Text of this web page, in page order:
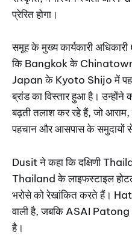
प्रेरित होगा।
समूह के मुख्य कार्यकारी
कि Bangkok के
Japan के Kyoto Shijo में
ब्रांड का विस्तार हुआ है।
बढ़ती तलाश कर रहे हैं, जो आराम,
पहचान और आसपास के समुदायों
Dusit ने कहा कि दक्षिणी
Thailand के लाइफस्टाइल होटल
भरोसे को रेखांकित करते हैं।
वाली है, जबकि ASAI Patong
है।